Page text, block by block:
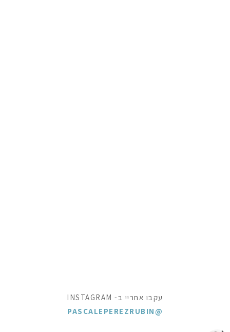
עקבו אחריי ב- INSTAGRAM
@PASCALEPEREZRUBIN